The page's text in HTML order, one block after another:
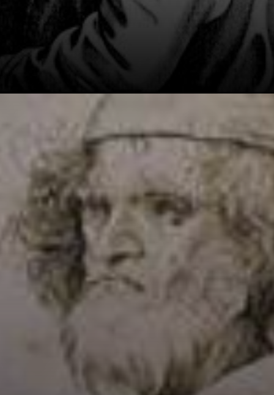
Bruegel foi eleito
para a Guilda de
São Lucas em
1551 e começou a
receber
encomendas,
incluindo um
retábulo tríptico